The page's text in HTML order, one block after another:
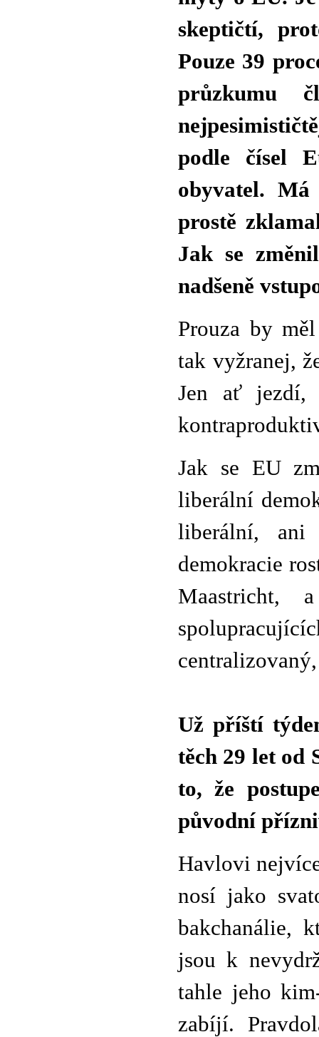
skeptičtí,
Pouze 39
průzkumu
podle čísel
obyvatel.
prostě
Jak se
nadšeně
Prouza by
tak vyžranej,
Jen ať jezdí,
Jak se EU
liberální
liberální, ani
demokracie
Maastricht,
Už příští
těch 29 let od
to, že
původní
Havlovi
nosí jako
bakchanálie,
jsou k
tahle jeho
zabíjí.